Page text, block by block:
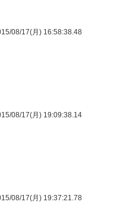
08/17(月) 16:58:38.48
08/17(月) 19:09:38.14
08/17(月) 19:37:21.78